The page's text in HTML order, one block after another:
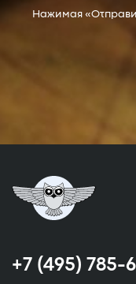
Нажимая
+7 (495) 785-